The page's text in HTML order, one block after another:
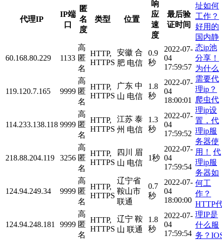
代理IP
IP端
口
匿
名
度
类型 位置
响
应
速
度
最后验
证时间
60.168.80.229 1133
高
匿
名
HTTP,
HTTPS
安徽 合
肥 电信
0.9
秒
2022-07-
04
17:59:57
119.120.7.165 9999
高
匿
名
HTTP,
HTTPS
广东 中
山 电信
1.8
秒
2022-07-
04
18:00:01
114.233.138.118 9999
高
匿
名
HTTP,
HTTPS
江苏 泰
州 电信
1.3
秒
2022-07-
04
17:59:52
218.88.204.119 3256
高
匿
名
HTTP,
HTTPS
四川 眉
山 电信
1秒
2022-07-
04
17:59:54
124.94.249.34 9999
高
匿
名
HTTP,
HTTPS
辽宁省
鞍山市
联通
0.7
秒
2022-07-
04
18:00:00
124.94.248.181 9999
高
匿
名
HTTP,
HTTPS
辽宁 鞍
山 联通
1.8
秒
2022-07-
04
17:59:54
址如何
工作？
好用的
国内静
态ip池
分享！
为什么
需要代
理ip？
爬虫代
理ip设
置，代
理ip服
务器使
用！
代
理ip服
务器如
何工
作？
HTTP
理IP是
什么服
务？